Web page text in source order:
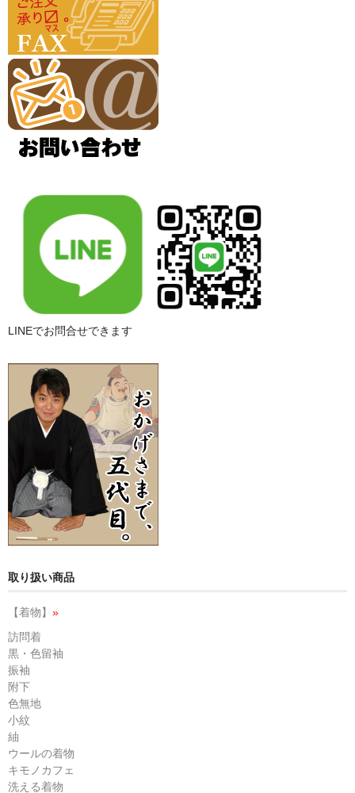
LINEでお問合せできます
取り扱い商品
【着物】 »
訪問着
黒・色留袖
振袖
附下
色無地
小紋
紬
ウールの着物
キモノカフェ
洗える着物